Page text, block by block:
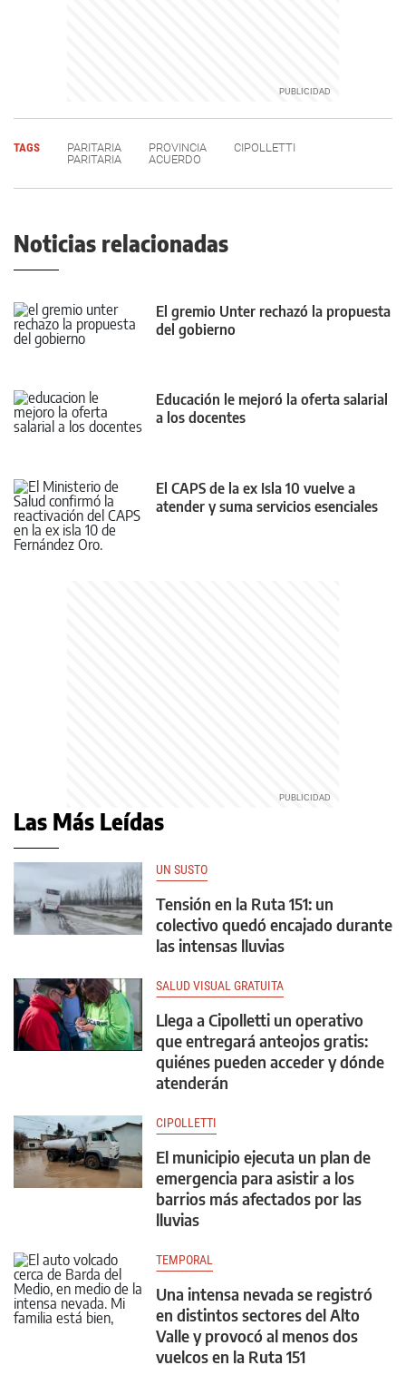
TAGS PARITARIA PROVINCIA
CIPOLLETTI
PARITARIA
ACUERDO
Noticias relacionadas
El gremio Unter rechazó la propuesta
del gobierno
Educación le mejoró la oferta salarial
a los docentes
El CAPS de la ex Isla 10 vuelve a
atender y suma servicios esenciales
Las Más Leídas
UN SUSTO
Tensión en la Ruta 151: un
colectivo quedó encajado durante
las intensas lluvias
SALUD VISUAL GRATUITA
Llega a Cipolletti un operativo
que entregará anteojos gratis:
quiénes pueden acceder y dónde
atenderán
CIPOLLETTI
El municipio ejecuta un plan de
emergencia para asistir a los
barrios más afectados por las
lluvias
TEMPORAL
Una intensa nevada se registró
en distintos sectores del Alto
Valle y provocó al menos dos
vuelcos en la Ruta 151